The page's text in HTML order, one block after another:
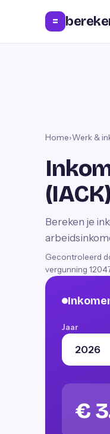
=
Home›Werk &
Bereken je
Gecontroleerd
vergunning
Jaar
€